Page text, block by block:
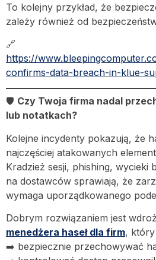
To kolejny przykład, że
zależy również od
🔗
https://
confirms-data-breach-in-klue-
🛡️ Czy Twoja firma nadal
lub notatkach?
Kolejne incydenty pokazują, że
najczęściej atakowanych
Kradzież sesji, phishing, wycieki
na dostawców sprawiają, że
wymaga uporządkowanego
Dobrym rozwiązaniem jest
menedżera haseł dla firm,
➡️ bezpiecznie przechowywać